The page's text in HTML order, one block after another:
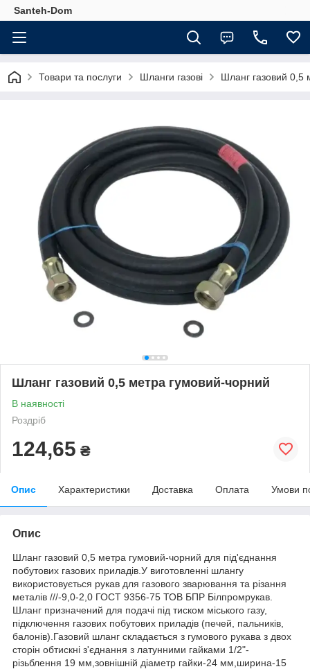
Santeh-Dom
Товари та послуги Шланги газові Шланг газовий 0,5
Шланг газовий 0,5 метра гумовий-чорний
В наявності
Роздріб
124,65 ₴
Опис Характеристики Доставка Оплата Умови
Опис
Шланг газовий 0,5 метра гумовий-чорний для під'єднання
побутових газових приладів. У виготовленні шлангу
використовується рукав для газового зварювання та різання
металів ///-9,0-2,0 ГОСТ 9356-75 ТОВ БПР Білпромрукав.
Шланг призначений для подачі під тиском міського газу,
підключення газових побутових приладів (печей, пальників,
балонів). Газовий шланг складається з гумового рукава з двох
сторін обтискні з'єднання з латунними гайками 1/2"-
різьблення 19 мм,зовнішній діаметр гайки-24 мм,ширина-15